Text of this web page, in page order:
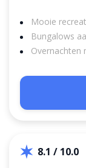
Mooie
Bungalows
Overnachten
8.1 / 10.0